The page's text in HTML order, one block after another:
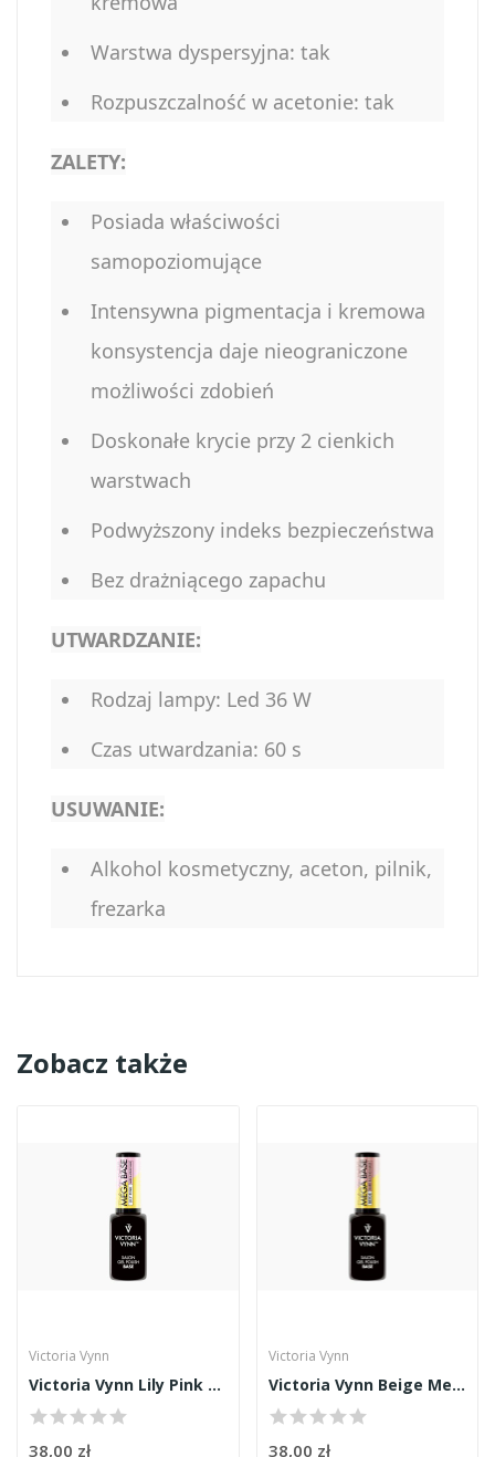
Warstwa dyspersyjna: tak
Rozpuszczalność w acetonie: tak
ZALETY:
Posiada właściwości
samopoziomujące
Intensywna pigmentacja i kremowa
konsystencja daje nieograniczone
możliwości zdobień
Doskonałe krycie przy 2 cienkich
warstwach
Podwyższony indeks bezpieczeństwa
Bez drażniącego zapachu
UTWARDZANIE:
Rodzaj lampy: Led 36 W
Czas utwardzania: 60 s
USUWANIE:
Alkohol kosmetyczny, aceton, pilnik,
frezarka
Zobacz także
Victoria Vynn
Victoria Vynn Lily Pink Mega Base 8ml
38,00 zł
Victoria Vynn
Victoria Vynn Beige Mega Base 8ml
38,00 zł